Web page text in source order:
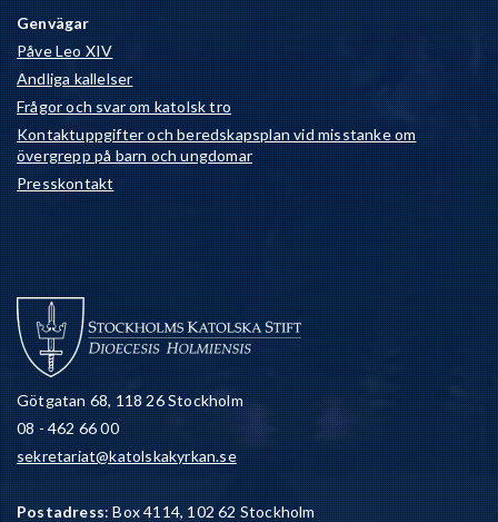
Genvägar
Påve Leo XIV
Andliga kallelser
Frågor och svar om katolsk tro
Kontaktuppgifter och beredskapsplan vid misstanke om
övergrepp på barn och ungdomar
Presskontakt
Götgatan 68, 118 26 Stockholm
08 - 462 66 00
sekretariat@katolskakyrkan.se
Postadress: Box 4114, 102 62 Stockholm